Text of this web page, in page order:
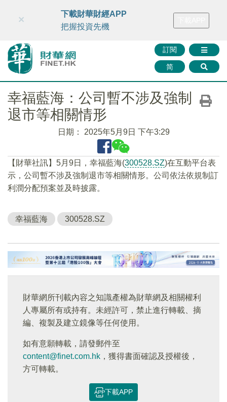
財華智庫網 FINTV FINMETA 財華證券 媒體矩陣
訂閱
简
×
下載財華財經APP
把握投資先機
幸福藍海：公司暫不涉及強制
退市等相關情形
日期： 2025年5月9日 下午3:29
【財華社訊】5月9日，幸福藍海(300528.SZ)在互動平台表
示，公司暫不涉及強制退市等相關情形。公司依法依規制訂
利潤分配預案並及時披露。
幸福藍海 300528.SZ
財華網所刊載內容之知識產權為財華網及相關權利
人專屬所有或持有。未經許可，禁止進行轉載、摘
編、複製及建立鏡像等任何使用。
如有意願轉載，請發郵件至
content@finet.com.hk ，獲得書面確認及授權後，
方可轉載。
下載APP